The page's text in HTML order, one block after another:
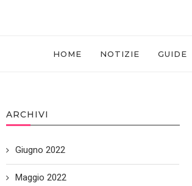
HOME NOTIZIE GUIDE
ARCHIVI
Giugno 2022
Maggio 2022